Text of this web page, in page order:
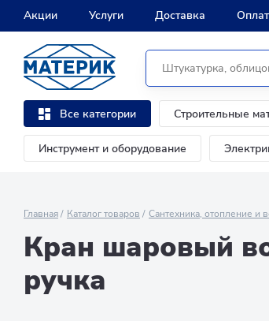
Акции Услуги Доставка
Все категории Строительные
Инструмент и оборудование
Главная Каталог товаров Сантехника, отопление и
Кран шаровый
ручка